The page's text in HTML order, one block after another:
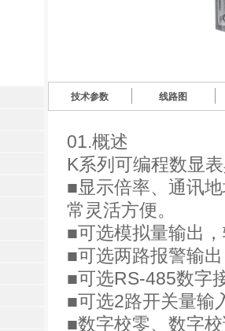
技术参数 线路图
01.概述
K系列可编程数显
■显示倍率、通讯
常灵活方便。
■可选模拟量输出
■可选两路报警输
■可选RS-485数字
■可选2路开关量输
■数字校零、数字